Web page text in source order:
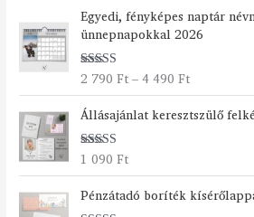
Egyedi, fényképes naptár
ünnepnapokkal 2026
Értékelés:
2 790Ft – 4 490Ft
r
t
r
t
o
n
y
Állásajánlat keresztszülő
Értékelés:
1 090Ft
Pénzátadó boríték
Á
r